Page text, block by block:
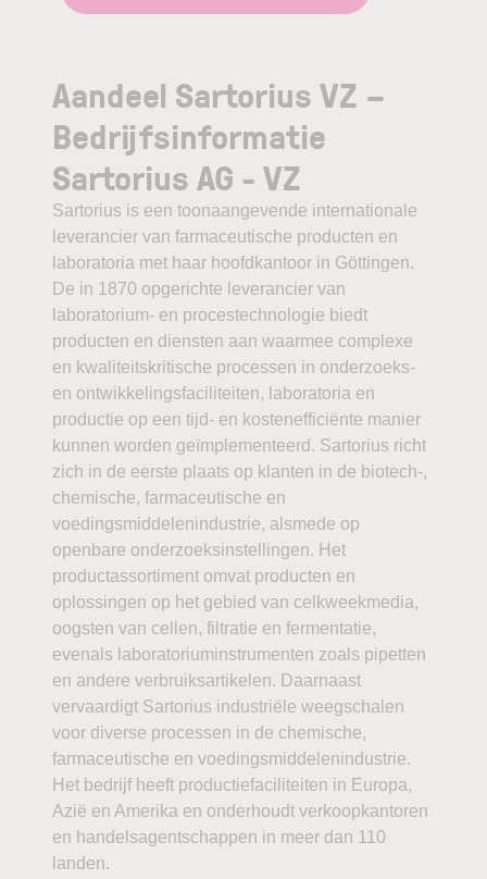
Aandeel Sartorius VZ –
Bedrijfsinformatie
Sartorius AG - VZ
Sartorius is een toonaangevende internationale
leverancier van farmaceutische producten en
laboratoria met haar hoofdkantoor in Göttingen.
De in 1870 opgerichte leverancier van
laboratorium- en procestechnologie biedt
producten en diensten aan waarmee complexe
en kwaliteitskritische processen in onderzoeks-
en ontwikkelingsfaciliteiten, laboratoria en
productie op een tijd- en kostenefficiënte manier
kunnen worden geïmplementeerd. Sartorius richt
zich in de eerste plaats op klanten in de biotech-,
chemische, farmaceutische en
voedingsmiddelenindustrie, alsmede op
openbare onderzoeksinstellingen. Het
productassortiment omvat producten en
oplossingen op het gebied van celkweekmedia,
oogsten van cellen, filtratie en fermentatie,
evenals laboratoriuminstrumenten zoals pipetten
en andere verbruiksartikelen. Daarnaast
vervaardigt Sartorius industriële weegschalen
voor diverse processen in de chemische,
farmaceutische en voedingsmiddelenindustrie.
Het bedrijf heeft productiefaciliteiten in Europa,
Azië en Amerika en onderhoudt verkoopkantoren
en handelsagentschappen in meer dan 110
landen.